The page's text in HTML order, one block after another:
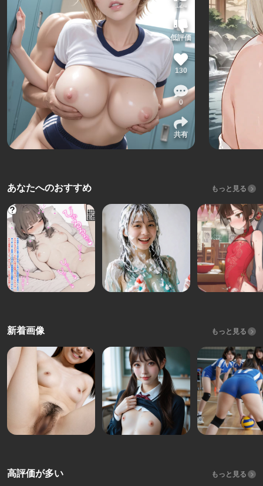
124
低評価
130
0
共有
あなたへのおすすめ もっと見る
新着画像 もっと見る
高評価が多い もっと見る